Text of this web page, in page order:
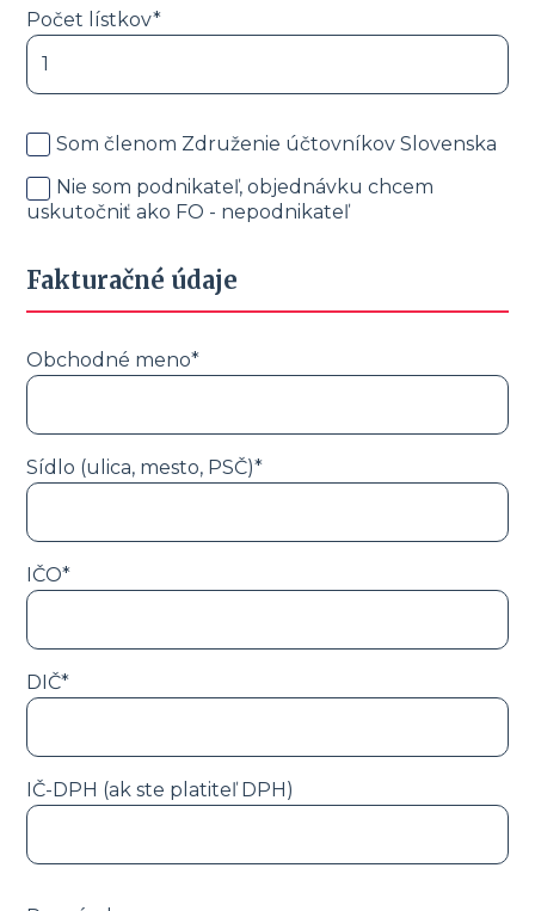
Počet lístkov*
Som členom Združenie účtovníkov Slovenska
Nie som podnikateľ, objednávku chcem
uskutočniť ako FO - nepodnikateľ
Fakturačné údaje
Obchodné meno*
Sídlo (ulica, mesto, PSČ)*
IČO*
DIČ*
IČ-DPH (ak ste platiteľ DPH)